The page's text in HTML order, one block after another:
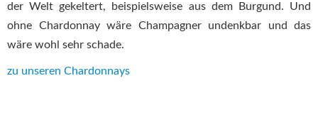
der Welt gekeltert, beispielsweise aus dem Burgund. Und
ohne Chardonnay wäre Champagner undenkbar und das
wäre wohl sehr schade.
zu unseren Chardonnays